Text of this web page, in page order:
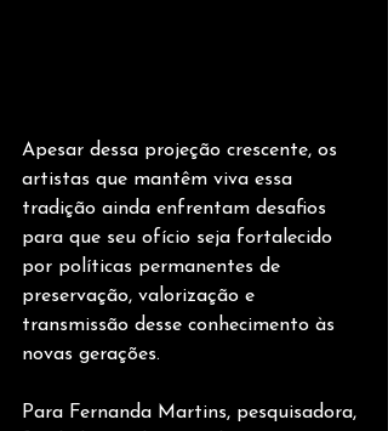
Apesar dessa projeção crescente, os
artistas que mantêm viva essa
tradição ainda enfrentam desafios
para que seu ofício seja fortalecido
por políticas permanentes de
preservação, valorização e
transmissão desse conhecimento às
novas gerações.
Para Fernanda Martins, pesquisadora,